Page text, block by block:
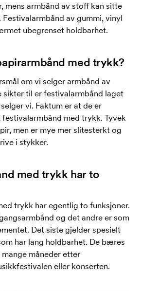
mens armbånd av stoff kan sitte
Festivalarmbånd av gummi, vinyl
ubegrenset holdbarhet.
med trykk?
om vi selger armbånd av
sikter til er festivalarmbånd laget
vi. Faktum er at de er
med trykk. Tyvek
men er mye mer slitesterkt og
i stykker.
med trykk har to
trykk har egentlig to funksjoner.
og det andre er som
Det siste gjelder spesielt
har lang holdbarhet. De bæres
måneder etter
eller konserten.